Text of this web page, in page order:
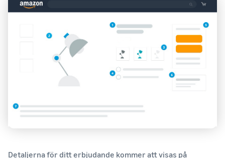
Detaljerna för ditt erbjudande kommer att visas på